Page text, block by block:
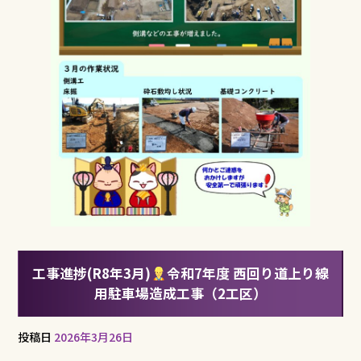
工事進捗(R8年3月)
令和7年度 西回り道上り線
用駐車場造成工事（2工区）
投稿日 2026年3月26日